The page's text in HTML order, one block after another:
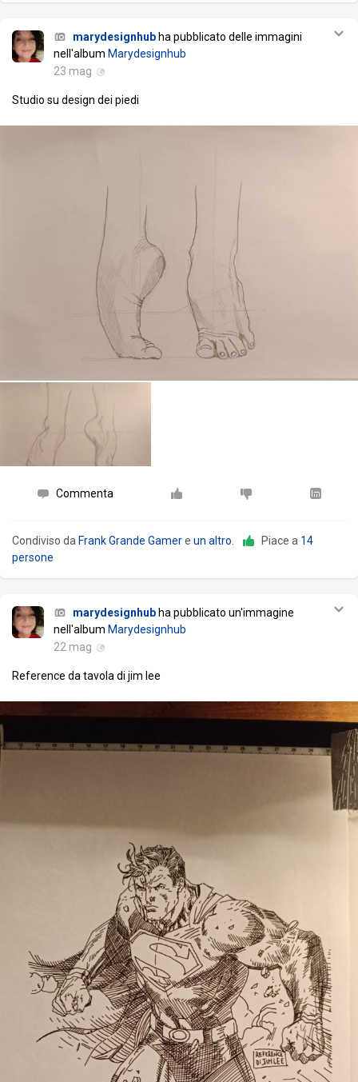
marydesignhubha pubblicato delle immagini
nell'album Marydesignhub
23 mag
Studio su design dei piedi
Commenta
Condiviso da Frank Grande Gamere un altro Piace a 14
persone
marydesignhubha pubblicato un'immagine
nell'album Marydesignhub
22 mag
Reference da tavola di jim lee